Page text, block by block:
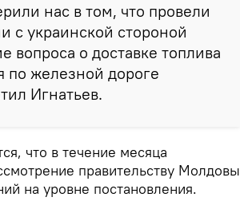
нас в том, что провели
с украинской стороной
о доставке топлива
по железной дороге
Игнатьев.
что в течение месяца
правительству Молдовы
на уровне постановления.